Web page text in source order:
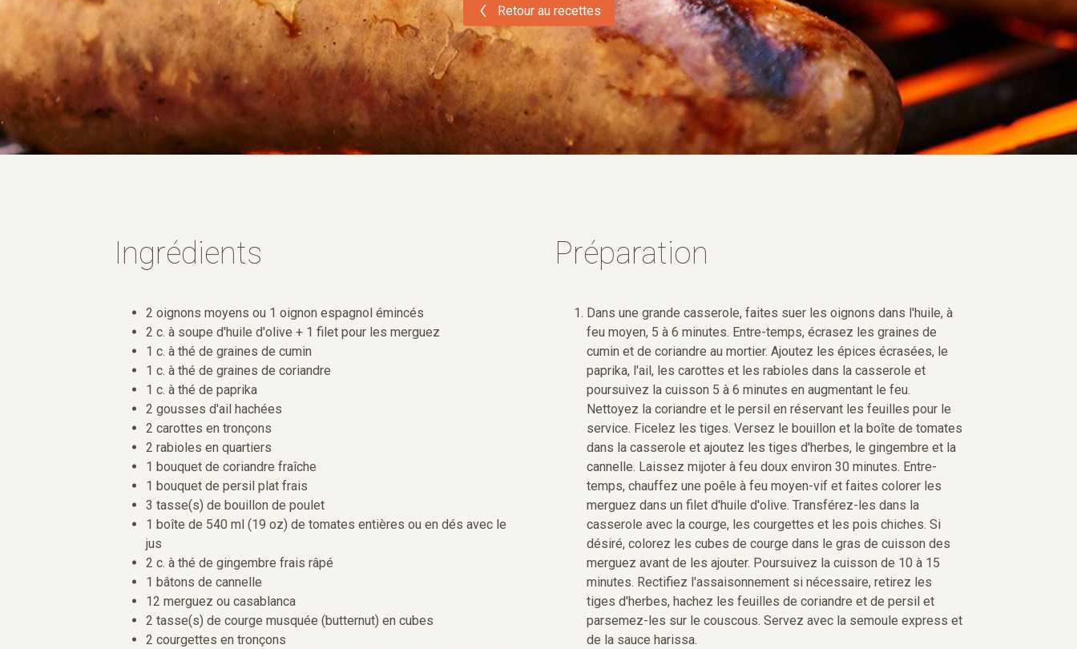
Retour au recettes
Ingrédients
2 oignons moyens ou 1 oignon espagnol émincés
2 c. à soupe d'huile d'olive + 1 filet pour les merguez
1 c. à thé de graines de cumin
1 c. à thé de graines de coriandre
1 c. à thé de paprika
2 gousses d'ail hachées
2 carottes en tronçons
2 rabioles en quartiers
1 bouquet de coriandre fraîche
1 bouquet de persil plat frais
3 tasse(s) de bouillon de poulet
1 boîte de 540 ml (19 oz) de tomates entières ou en dés avec le
jus
2 c. à thé de gingembre frais râpé
1 bâtons de cannelle
12 merguez ou casablanca
2 tasse(s) de courge musquée (butternut) en cubes
2 courgettes en tronçons
Préparation
Dans une grande casserole, faites suer les oignons dans l'huile, à
feu moyen, 5 à 6 minutes. Entre-temps, écrasez les graines de
cumin et de coriandre au mortier. Ajoutez les épices écrasées, le
paprika, l'ail, les carottes et les rabioles dans la casserole et
poursuivez la cuisson 5 à 6 minutes en augmentant le feu.
Nettoyez la coriandre et le persil en réservant les feuilles pour le
service. Ficelez les tiges. Versez le bouillon et la boîte de tomates
dans la casserole et ajoutez les tiges d'herbes, le gingembre et la
cannelle. Laissez mijoter à feu doux environ 30 minutes. Entre-
temps, chauffez une poêle à feu moyen-vif et faites colorer les
merguez dans un filet d'huile d'olive. Transférez-les dans la
casserole avec la courge, les courgettes et les pois chiches. Si
désiré, colorez les cubes de courge dans le gras de cuisson des
merguez avant de les ajouter. Poursuivez la cuisson de 10 à 15
minutes. Rectifiez l'assaisonnement si nécessaire, retirez les
tiges d'herbes, hachez les feuilles de coriandre et de persil et
parsemez-les sur le couscous. Servez avec la semoule express et
de la sauce harissa.